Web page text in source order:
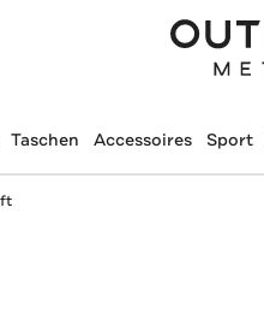
Taschen Accessoires Sport